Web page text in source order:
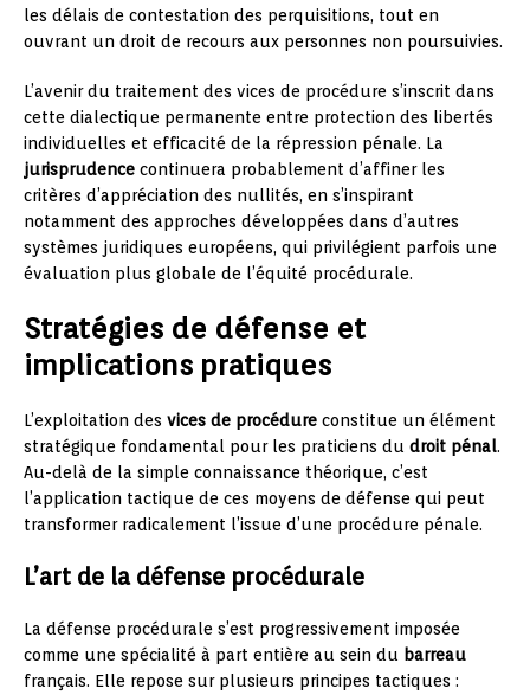
les délais de contestation des perquisitions, tout en
ouvrant un droit de recours aux personnes non poursuivies.
L’avenir du traitement des vices de procédure s’inscrit dans
cette dialectique permanente entre protection des libertés
individuelles et efficacité de la répression pénale. La
jurisprudence continuera probablement d’affiner les
critères d’appréciation des nullités, en s’inspirant
notamment des approches développées dans d’autres
systèmes juridiques européens, qui privilégient parfois une
évaluation plus globale de l’équité procédurale.
Stratégies de défense et
implications pratiques
L’exploitation des vices de procédure constitue un élément
stratégique fondamental pour les praticiens du droit pénal.
Au-delà de la simple connaissance théorique, c’est
l’application tactique de ces moyens de défense qui peut
transformer radicalement l’issue d’une procédure pénale.
L’art de la défense procédurale
La défense procédurale s’est progressivement imposée
comme une spécialité à part entière au sein du barreau
français. Elle repose sur plusieurs principes tactiques :